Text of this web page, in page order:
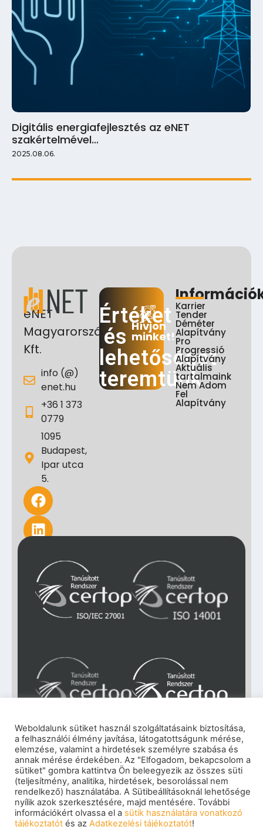
Digitális energiafejlesztés az eNET
szakértelmével…
2025.08.06.
eNET
Magyarország
Kft.
info (@)
enet.hu
+36 1 373
0779
1095
Budapest,
Ipar utca
5.
Értéket
és
lehetőséget
teremtünk
Hívjon
minket!
Karrier
Tender
Déméter
Alapítvány
Pro
Progressió
Alapítvány
Aktuális
tartalmaink
Nem Adom
Fel
Alapítvány
Impresszum|Adatkezelési tájékoztató|
Cookie szabályzat|Visszaélés-bejelentés|
Szerzői jogok
© 2026 eNET Magyaroszág Kft. – Minden jog
fenntartva
Weboldalunk sütiket használ szolgáltatásaink biztosítása,
a felhasználói élmény javítása, látogatottságunk mérése,
elemzése, valamint a hirdetések személyre szabása és
annak mérése érdekében. Az "Elfogadom, bekapcsolom a
sütiket" gombra kattintva Ön beleegyezik az összes süti
(teljesítmény, analitika, hirdetések, besorolással nem
rendelkező) használatába. A Sütibeállításoknál lehetősége
nyílik azok szerkesztésére, majd mentésére. További
információkért olvassa el a sütik használatára vonatkozó
tájékoztatót és az Adatkezelési tájékoztatót!